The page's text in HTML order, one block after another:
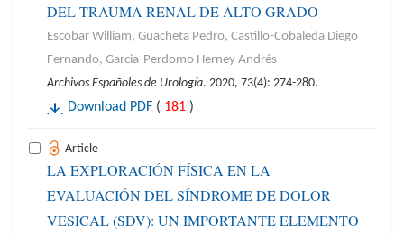
DEL TRAUMA RENAL DE ALTO GRADO
Escobar William, Guacheta Pedro, Castillo-Cobaleda Diego
Fernando, Garcia-Perdomo Herney Andrés
Archivos Españoles de Urología. 2020, 73(4): 274-280.
Download PDF ( 181 )
Article
LA EXPLORACIÓN FÍSICA EN LA
EVALUACIÓN DEL SÍNDROME DE DOLOR
VESICAL (SDV): UN IMPORTANTE ELEMENTO